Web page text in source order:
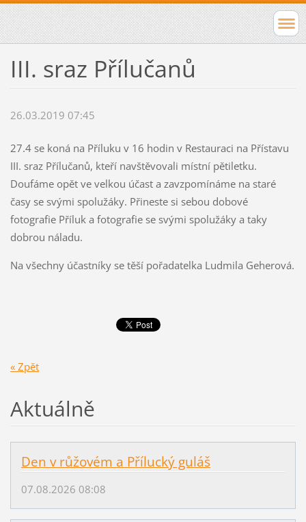
III. sraz Přílučanů
26.03.2019 07:45
27.4 se koná na Příluku v 16 hodin v Restauraci na Přístavu
III. sraz Přílučanů, kteří navštěvovali místní pětiletku.
Doufáme opět ve velkou účast a zavzpomínáme na staré
časy se svými spolužáky. Přineste si sebou dobové
fotografie Příluk a fotografie se svými spolužáky a taky
dobrou náladu.
Na všechny účastníky se těší pořadatelka Ludmila Geherová.
« Zpět
Aktuálně
Den v růžovém a Přílucký guláš
07.08.2026 08:08